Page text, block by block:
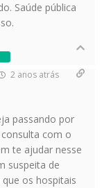
Saúde pública
2 anos atrás
passando por
com o
te ajudar nesse
suspeita de
os hospitais